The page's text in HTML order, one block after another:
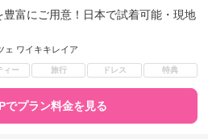
富にご用意！日本で試着可能・現地
ェ ワイキキレイア
ィー 旅行 ドレス 特典
でプラン料金を見る